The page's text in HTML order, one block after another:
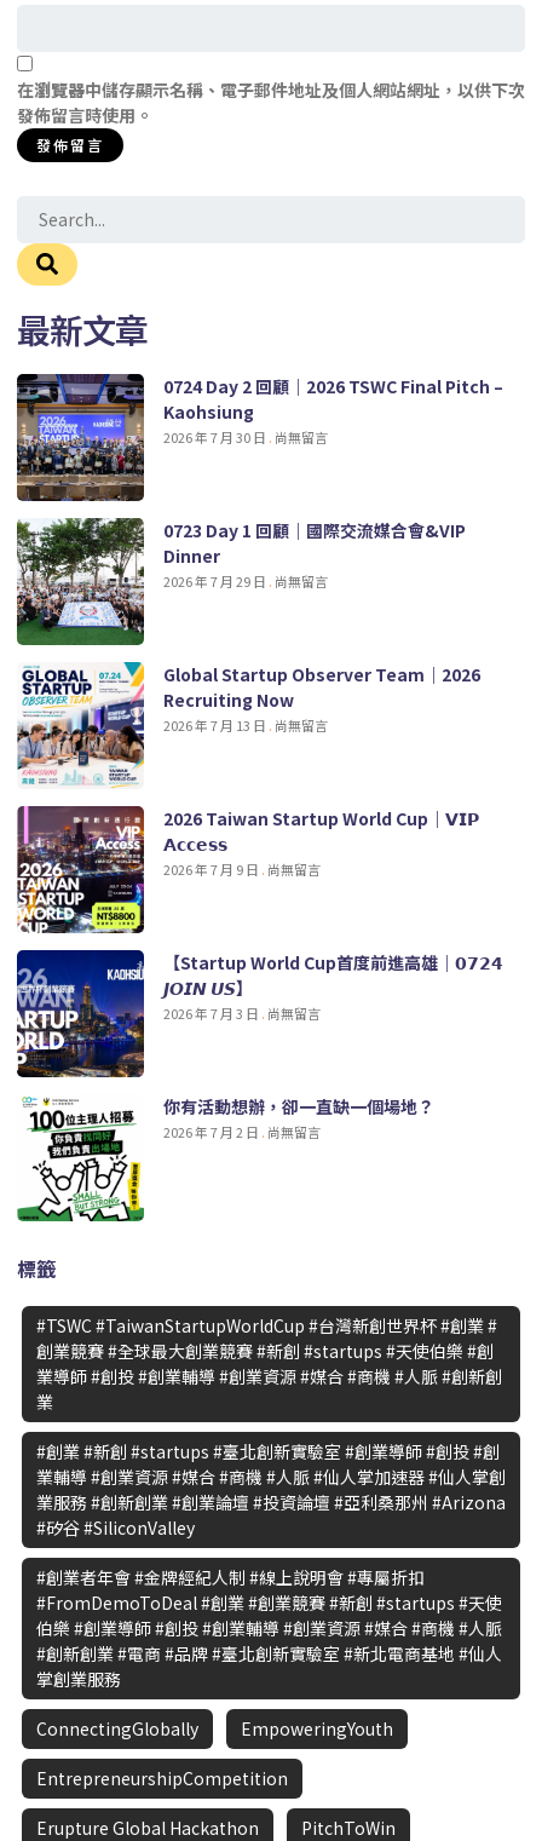
在瀏覽器中儲存顯示名稱、電子郵件地址及個人網站網址，以供下次
發佈留言時使用。
最新文章
0724 Day 2 回顧｜2026 TSWC Final Pitch –
Kaohsiung
2026 年 7 月 30 日 尚無留言
0723 Day 1 回顧｜國際交流媒合會&VIP
Dinner
2026 年 7 月 29 日 尚無留言
Global Startup Observer Team｜2026
Recruiting Now
2026 年 7 月 13 日 尚無留言
2026 Taiwan Startup World Cup｜𝗩𝗜𝗣
𝗔𝗰𝗰𝗲𝘀𝘀
2026 年 7 月 9 日 尚無留言
【Startup World Cup首度前進高雄｜𝟬𝟳𝟮𝟰
𝙅𝙊𝙄𝙉 𝙐𝙎】
2026 年 7 月 3 日 尚無留言
你有活動想辦，卻一直缺一個場地？
2026 年 7 月 2 日 尚無留言
標籤
#TSWC #TaiwanStartupWorldCup #台灣新創世界杯 #創業 #
創業競賽 #全球最大創業競賽 #新創 #startups #天使伯樂 #創
業導師 #創投 #創業輔導 #創業資源 #媒合 #商機 #人脈 #創新創
業
#創業 #新創 #startups #臺北創新實驗室 #創業導師 #創投 #創
業輔導 #創業資源 #媒合 #商機 #人脈 #仙人掌加速器 #仙人掌創
業服務 #創新創業 #創業論壇 #投資論壇 #亞利桑那州 #Arizona
#矽谷 #SiliconValley
#創業者年會 #金牌經紀人制 #線上說明會 #專屬折扣
#FromDemoToDeal #創業 #創業競賽 #新創 #startups #天使
伯樂 #創業導師 #創投 #創業輔導 #創業資源 #媒合 #商機 #人脈
#創新創業 #電商 #品牌 #臺北創新實驗室 #新北電商基地 #仙人
掌創業服務
ConnectingGlobally EmpoweringYouth
EntrepreneurshipCompetition
Erupture Global Hackathon PitchToWin